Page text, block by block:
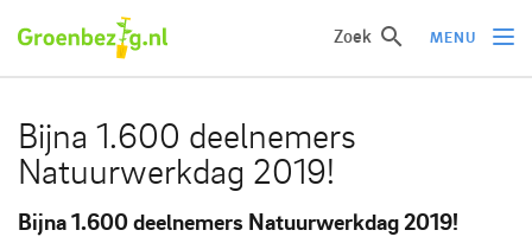
Zoek MENU
Ik wil iets doen
Ik wil iets leren
Groepen of initiatieven
Bijna 1.600 deelnemers
Natuurwerkdag 2019!
Bijna 1.600 deelnemers Natuurwerkdag 2019!